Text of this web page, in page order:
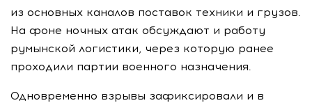
из основных каналов поставок техники и грузов.
На фоне ночных атак обсуждают и работу
румынской логистики, через которую ранее
проходили партии военного назначения.
Одновременно взрывы зафиксировали и в